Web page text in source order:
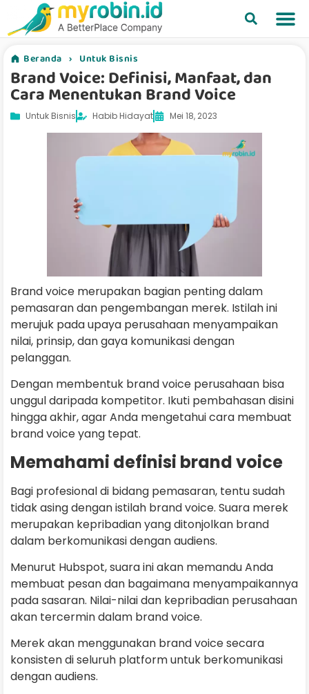
Beranda › Untuk Bisnis
Brand Voice: Definisi, Manfaat, dan
Cara Menentukan Brand Voice
Untuk Bisnis Habib Hidayat Mei 18, 2023
Brand voice merupakan bagian penting dalam
pemasaran dan pengembangan merek. Istilah ini
merujuk pada upaya perusahaan menyampaikan
nilai, prinsip, dan gaya komunikasi dengan
pelanggan.
Dengan membentuk brand voice perusahaan bisa
unggul daripada kompetitor. Ikuti pembahasan disini
hingga akhir, agar Anda mengetahui cara membuat
brand voice yang tepat.
Memahami definisi brand voice
Bagi profesional di bidang pemasaran, tentu sudah
tidak asing dengan istilah brand voice. Suara merek
merupakan kepribadian yang ditonjolkan brand
dalam berkomunikasi dengan audiens.
Menurut Hubspot, suara ini akan memandu Anda
membuat pesan dan bagaimana menyampaikannya
pada sasaran. Nilai-nilai dan kepribadian perusahaan
akan tercermin dalam brand voice.
Merek akan menggunakan brand voice secara
konsisten di seluruh platform untuk berkomunikasi
dengan audiens.